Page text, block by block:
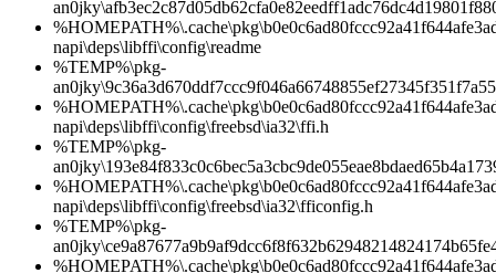
napi\deps\libffi\config\readme
%TEMP%\pkg-
napi\deps\libffi\config\freebsd\ia32\ffi.h
%TEMP%\pkg-
napi\deps\libffi\config\freebsd\ia32\fficonfig.h
%TEMP%\pkg-